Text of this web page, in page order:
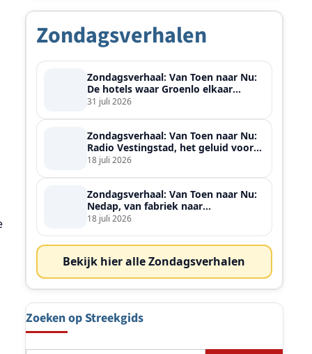
Zondagsverhalen
Zondagsverhaal: Van Toen naar Nu:
De hotels waar Groenlo elkaar
ontmoette
31 juli 2026
Zondagsverhaal: Van Toen naar Nu:
Radio Vestingstad, het geluid voor
heel de streek
18 juli 2026
Zondagsverhaal: Van Toen naar Nu:
Nedap, van fabriek naar
wereldspeler
18 juli 2026
Bekijk hier alle Zondagsverhalen
Zoeken op Streekgids